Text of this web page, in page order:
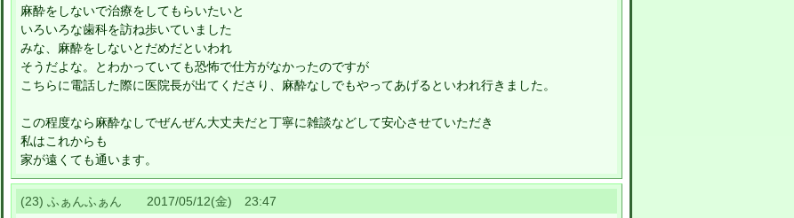
麻酔をしないで治療をしてもらいたいと
いろいろな歯科を訪ね歩いていました
みな、麻酔をしないとだめだといわれ
そうだよな。とわかっていても恐怖で仕方がなかったのですが
こちらに電話した際に医院長が出てくださり、麻酔なしでもやってあげるといわれ行きました。
この程度なら麻酔なしでぜんぜん大丈夫だと丁寧に雑談などして安心させていただき
私はこれからも
家が遠くても通います。
(23) ふぁんふぁん 2017/05/12(金) 23:47